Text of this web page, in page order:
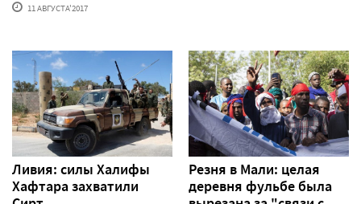
11 АВГУСТА'2017
Ливия: силы Халифы
Хафтара захватили
Резня в Мали: целая
деревня фульбе была